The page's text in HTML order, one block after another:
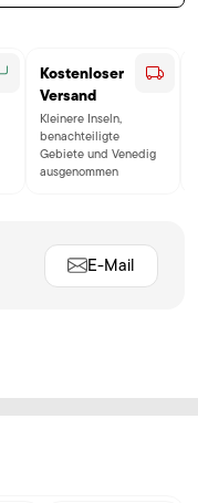
Kostenloser
Versand
Kleinere Inseln,
benachteiligte
Gebiete und Venedig
ausgenommen
E-Mail